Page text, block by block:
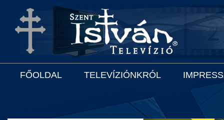
FŐOLDAL TELEVÍZIÓNKRÓL